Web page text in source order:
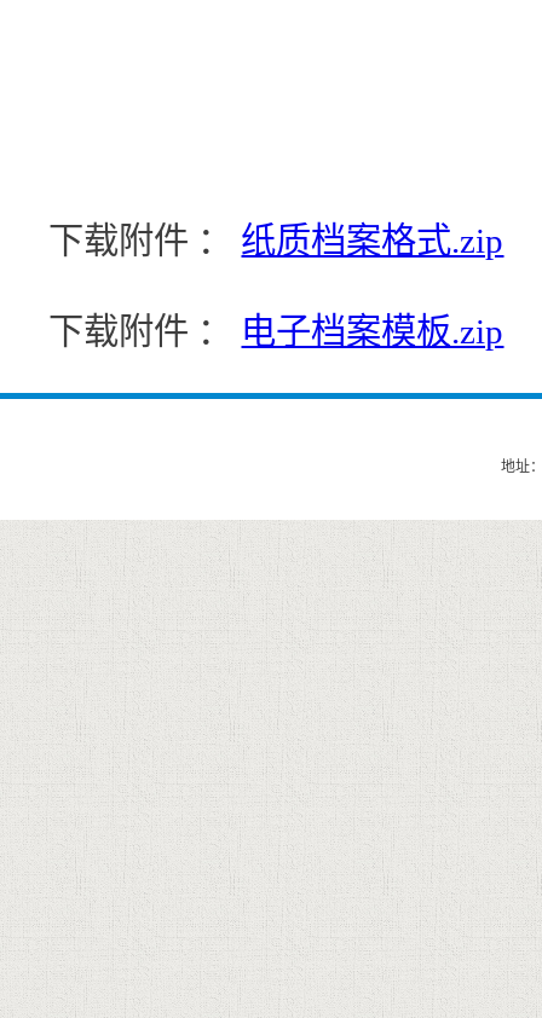
下载附件 ： 纸质档案格式.zip
下载附件 ： 电子档案模板.zip
地址